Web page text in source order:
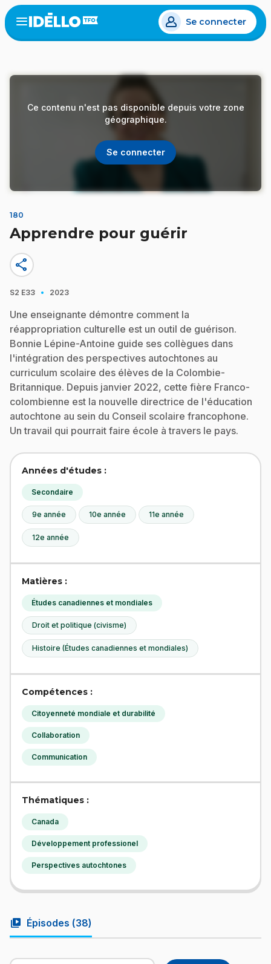
Aller
au
contenu
Open
menu
Se connecter
Ce contenu n'est pas disponible depuis votre zone
géographique.
Se connecter
180
Apprendre pour guérir
share
S2 E33 · 2023
Une enseignante démontre comment la
réappropriation culturelle est un outil de guérison.
Bonnie Lépine-Antoine guide ses collègues dans
l'intégration des perspectives autochtones au
curriculum scolaire des élèves de la Colombie-
Britannique. Depuis janvier 2022, cette fière Franco-
colombienne est la nouvelle directrice de l'éducation
autochtone au sein du Conseil scolaire francophone.
Un travail qui pourrait faire école à travers le pays.
Années d'études :
Secondaire
9e année 10e année 11e année
12e année
Matières :
Études canadiennes et mondiales
Droit et politique (civisme)
Histoire (Études canadiennes et mondiales)
Compétences :
Citoyenneté mondiale et durabilité
Collaboration
Communication
Thématiques :
Canada
Développement professionel
Perspectives autochtones
video_library Épisodes (38)